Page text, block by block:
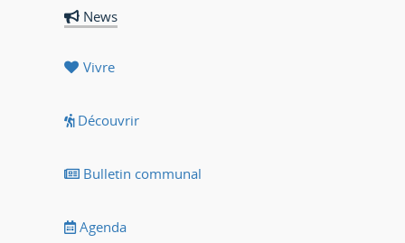
News
Vivre
Découvrir
Bulletin communal
Agenda